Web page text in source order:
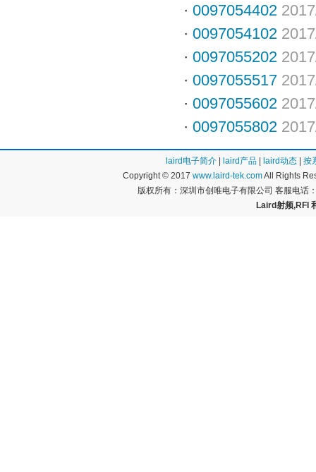
· 0097054402
· 0097054102
· 0097055202
· 0097055517
· 0097055602
· 0097055802
laird电子简介 laird产品 laird动态
按
Copyright © 2017 www.laird-tek.comAll Rights
版权所有：深圳市创唯电子有限公司 客服电话
Laird射频,RFI